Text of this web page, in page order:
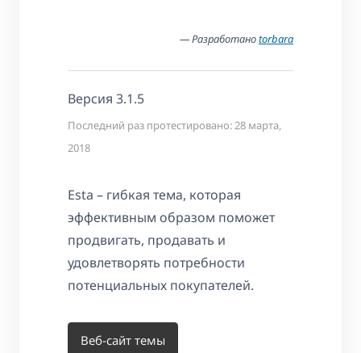
— Разработаноtorbara
Версия 3.1.5
Последний раз протестировано: 28 марта,
2018
Esta – гибкая тема, которая
эффективным образом поможет
продвигать, продавать и
удовлетворять потребности
потенциальных покупателей.
Веб-сайт темы